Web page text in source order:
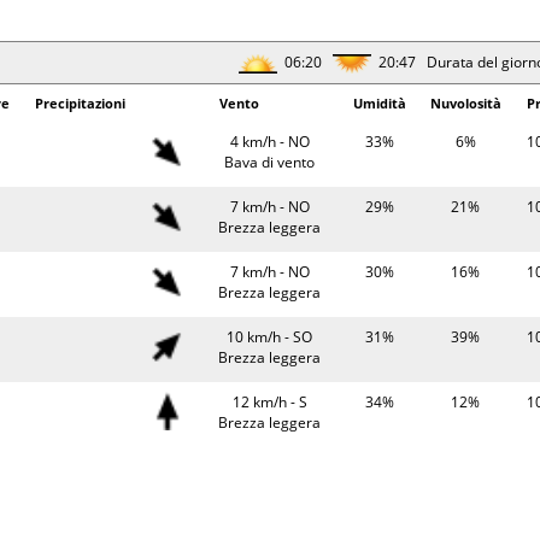
20 km/h - NE
Brezza moderata
Precipitazioni Vento
5 km/h - NO
75%
7 km/h - N
75%
8 km/h - NE
44%
8 km/h - N
50%
06:20 20:47 Durata del
Precipitazioni Vento Umidità Nuvolosità
4 km/h - NO
Bava di vento
33% 6%
7 km/h - NO
Brezza leggera
29% 21%
7 km/h - NO
Brezza leggera
30% 16%
10 km/h - SO
Brezza leggera
31% 39%
12 km/h - S
Brezza leggera
34% 12%